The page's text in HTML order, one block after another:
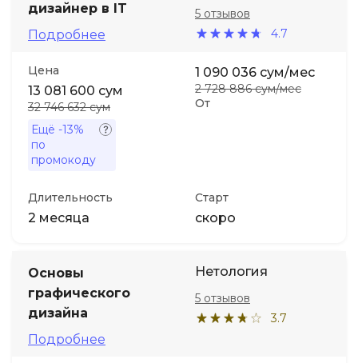
дизайнер в IT
Подробнее
4.7
5 отзывов
Цена
13 081 600 сум
32 746 632 сум
Ещё -13%
по
промокоду
От
1 090 036 сум/мес
2 728 886 сум/мес
Длительность
2 месяца
Старт
скоро
Основы
графического
дизайна
Подробнее
Нетология
3.7
5 отзывов